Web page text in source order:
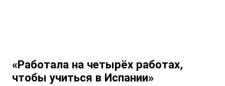
«Работала на четырёх работах,
чтобы учиться в Испании»